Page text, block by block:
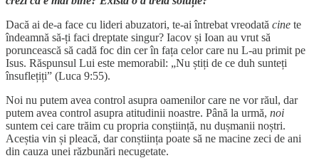
Dacă ai de-a face cu lideri abuzatori, te-ai întrebat vreodată cine te
îndeamnă să-ți faci dreptate singur? Iacov și Ioan au vrut să
poruncească să cadă foc din cer în fața celor care nu L-au primit pe
Isus. Răspunsul Lui este memorabil: „Nu știți de ce duh sunteți
însuflețiți” (Luca 9:55).
Noi nu putem avea control asupra oamenilor care ne vor răul, dar
putem avea control asupra atitudinii noastre. Până la urmă, noi
suntem cei care trăim cu propria conștiință, nu dușmanii noștri.
Aceștia vin și pleacă, dar conștiința poate să ne macine zeci de ani
din cauza unei răzbunări necugetate.